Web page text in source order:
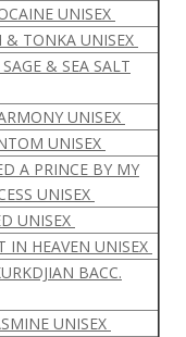
UNISEX
& TONKA UNISEX
& SEA SALT
UNISEX
UNISEX
A PRINCE BY MY
UNISEX
UNISEX
IN HEAVEN UNISEX
BACC.
UNISEX